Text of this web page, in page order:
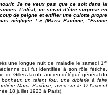
Je ne veux pas que ce soit dans la
L’idéal, ce serait d’être surprise en
de peigne et enfiler une culotte propre
négligée ! » (Maria Pacôme, "France
une longue nuit de maladie le samedi 1er
qui fut identifiée à son rôle fétiche,
de Gilles Jacob, ancien délégué général du
un talent fou, une drôlerie à faire
Maria Pacôme, avec sur le O l’accent
18 juillet 1923 à Paris).